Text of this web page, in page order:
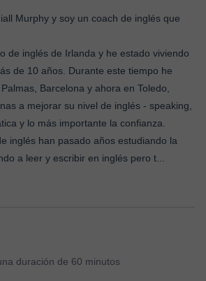
Murphy y soy un coach de inglés que
de inglés de Irlanda y he estado viviendo
de 10 años. Durante este tiempo he
Barcelona y ahora en Toledo,
a mejorar su nivel de inglés - speaking,
y lo más importante la confianza.
inglés han pasado años estudiando la
a leer y escribir en inglés pero t
duración de 60 minutos